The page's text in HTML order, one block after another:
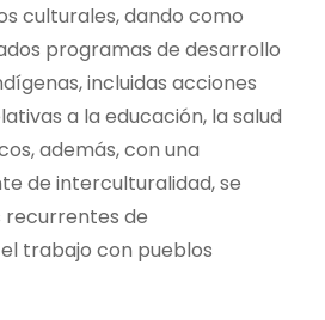
culturales, dando como
programas de desarrollo
incluidas acciones
a la educación, la salud
además, con una
de interculturalidad, se
recurrentes de
trabajo con pueblos